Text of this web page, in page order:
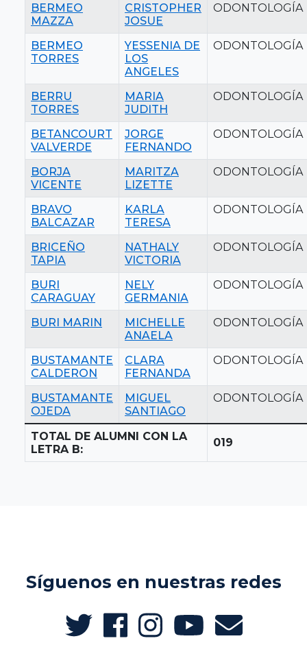
BERMEO
MAZZA
CRISTOPHER
JOSUE
ODONTOLOGÍA
BERMEO
TORRES
YESSENIA DE
LOS
ANGELES
ODONTOLOGÍA
BERRU
TORRES
MARIA
JUDITH
ODONTOLOGÍA
BETANCOURT
VALVERDE
JORGE
FERNANDO
ODONTOLOGÍA
BORJA
VICENTE
MARITZA
LIZETTE
ODONTOLOGÍA
BRAVO
BALCAZAR
KARLA
TERESA
ODONTOLOGÍA
BRICEÑO
TAPIA
NATHALY
VICTORIA
ODONTOLOGÍA
BURI
CARAGUAY
NELY
GERMANIA
ODONTOLOGÍA
BURI MARIN
MICHELLE
ANAELA
ODONTOLOGÍA
BUSTAMANTE
CALDERON
CLARA
FERNANDA
ODONTOLOGÍA
BUSTAMANTE
OJEDA
MIGUEL
SANTIAGO
ODONTOLOGÍA
TOTAL DE ALUMNI CON LA
LETRA B:
019
Síguenos en nuestras redes